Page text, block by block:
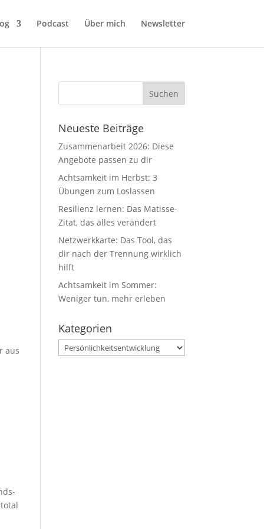
Podcast Über mich Newsletter
aus
Neueste Beiträge
Zusammenarbeit 2026: Diese
Angebote passen zu dir
Achtsamkeit im Herbst: 3
Übungen zum Loslassen
Resilienz lernen: Das Matisse-
Zitat, das alles verändert
Netzwerkkarte: Das Tool, das
dir nach der Trennung wirklich
hilft
Achtsamkeit im Sommer:
Weniger tun, mehr erleben
Kategorien
Kategorien